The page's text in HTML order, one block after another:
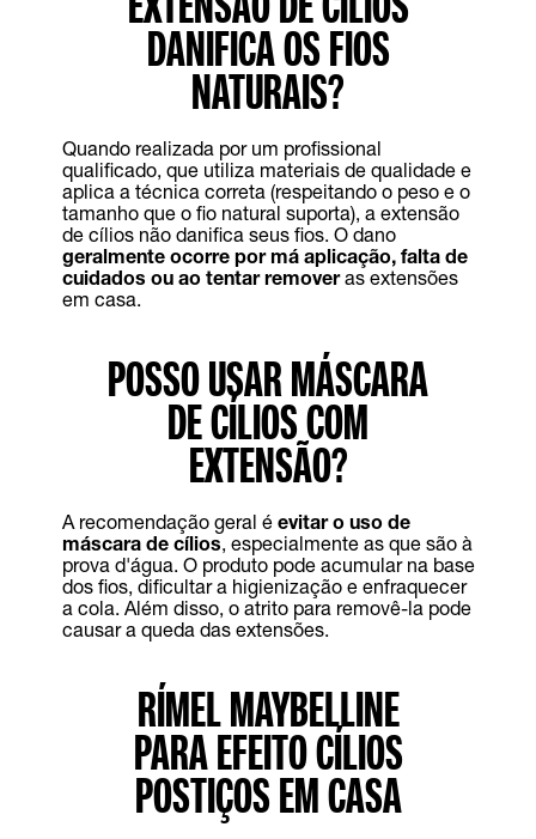
DANIFICA OS FIOS
NATURAIS?
Quando realizada por um profissional
qualificado, que utiliza materiais de qualidade e
aplica a técnica correta (respeitando o peso e o
tamanho que o fio natural suporta), a extensão
de cílios não danifica seus fios. O dano
geralmente ocorre por má aplicação, falta de
cuidados ou ao tentar removeras extensões
em casa.
POSSO USAR MÁSCARA
DE CÍLIOS COM
EXTENSÃO?
A recomendação geral é evitar o uso de
máscara de cílios, especialmente as que são à
prova d'água. O produto pode acumular na base
dos fios, dificultar a higienização e enfraquecer
a cola. Além disso, o atrito para removê-la pode
causar a queda das extensões.
RÍMEL MAYBELLINE
PARA EFEITO CÍLIOS
POSTIÇOS EM CASA